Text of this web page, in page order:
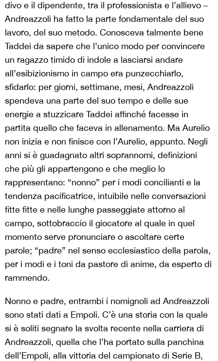
divo e il dipendente, tra il professionista e l’allievo –
Andreazzoli ha fatto la parte fondamentale del suo
lavoro, del suo metodo. Conosceva talmente bene
Taddei da sapere che l’unico modo per convincere
un ragazzo timido di indole a lasciarsi andare
all’esibizionismo in campo era punzecchiarlo,
sfidarlo: per giorni, settimane, mesi, Andreazzoli
spendeva una parte del suo tempo e delle sue
energie a stuzzicare Taddei affinché facesse in
partita quello che faceva in allenamento. Ma Aurelio
non inizia e non finisce con l’Aurelio, appunto. Negli
anni si è guadagnato altri soprannomi, definizioni
che più gli appartengono e che meglio lo
rappresentano: “nonno” per i modi concilianti e la
tendenza pacificatrice, intuibile nelle conversazioni
fitte fitte e nelle lunghe passeggiate attorno al
campo, sottobraccio il giocatore al quale in quel
momento serve pronunciare o ascoltare certe
parole; “padre” nel senso ecclesiastico della parola,
per i modi e i toni da pastore di anime, da esperto di
rammendo.
Nonno e padre, entrambi i nomignoli ad Andreazzoli
sono stati dati a Empoli. C’è una storia con la quale
si è soliti segnare la svolta recente nella carriera di
Andreazzoli, quella che l’ha portato sulla panchina
dell’Empoli, alla vittoria del campionato di Serie B,